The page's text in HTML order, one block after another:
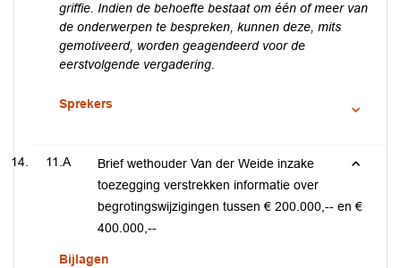
griffie. Indien de behoefte bestaat om één of meer van
de onderwerpen te bespreken, kunnen deze, mits
gemotiveerd, worden geagendeerd voor de
eerstvolgende vergadering.
Sprekers
11.A
Brief wethouder Van der Weide inzake
toezegging verstrekken informatie over
begrotingswijzigingen tussen € 200.000,-- en €
400.000,--
Bijlagen